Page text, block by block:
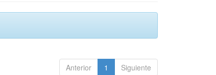
Anterior 1 Siguiente